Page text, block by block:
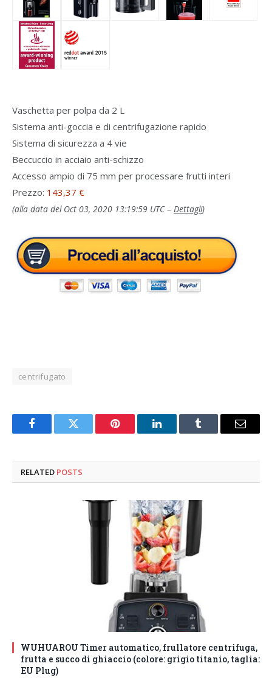
Vaschetta per polpa da 2 L
Sistema anti-goccia e di centrifugazione rapido
Sistema di sicurezza a 4 vie
Beccuccio in acciaio anti-schizzo
Accesso ampio di 75 mm per processare frutti interi
Prezzo: 143,37 €
(alla data del Oct 03, 2020 13:19:59 UTC – Dettagli)
centrifugato
FacebookTwitter Pinterest LinkedInTumblr Email
RELATED POSTS
WUHUAROU Timer automatico, frullatore centrifuga,
frutta e succo di ghiaccio (colore: grigio titanio, taglia:
EU Plug)